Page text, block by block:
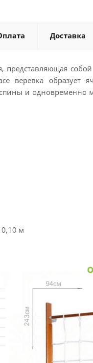
Доставка
представляющая
веревка
и одновременно
0,10 м